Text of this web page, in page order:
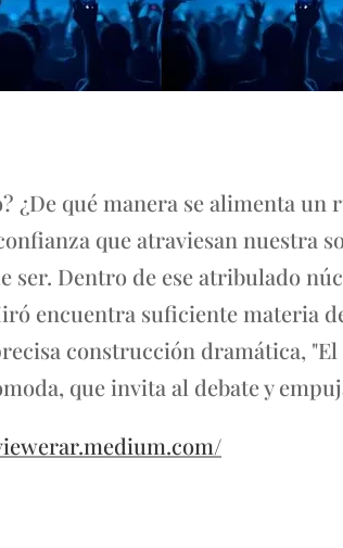
¿De qué manera se alimenta un
que atraviesan nuestra
ser. Dentro de ese atribulado
encuentra suficiente materia
construcción dramática,
que invita al debate y